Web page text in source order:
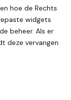
hoe de Rechts
widgets
beheer. Als er
deze vervangen